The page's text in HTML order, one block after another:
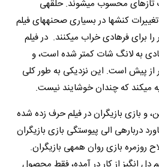
تازه­ای محسوب می­شوند. حلقه­ی
کنش­ها در بسیاری صحنه­های فیلم
برای فرهادی خراب می­کنند. در فیلم
به لانگ شات کمتر شده است، و
از پیش است. این نزدیکی به طور کلی
می­کند که چندان خوشایند نیست.
و بازی بازیگران در فیلم حرف زده شده
درباره­ی الی پیوستگی بازی بازیگران
روزمره بازی روان همه­ی بازیگران.